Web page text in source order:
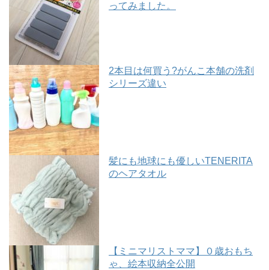
ってみました。
2本目は何買う?がんこ本舗の洗剤
シリーズ違い
髪にも地球にも優しいTENERITA
のヘアタオル
【ミニマリストママ】０歳おもち
ゃ、絵本収納全公開